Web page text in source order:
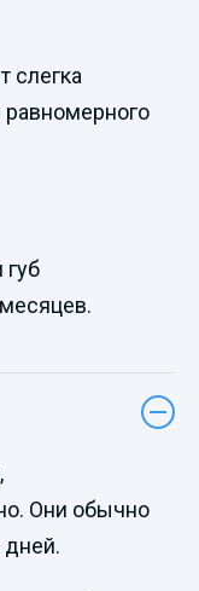
слегка
равномерного
губ
Они обычно
дней.